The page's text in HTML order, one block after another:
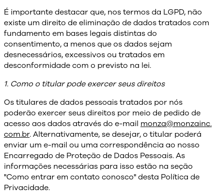
É importante destacar que, nos termos da LGPD, não
existe um direito de eliminação de dados tratados com
fundamento em bases legais distintas do
consentimento, a menos que os dados sejam
desnecessários, excessivos ou tratados em
desconformidade com o previsto na lei.
1. Como o titular pode exercer seus direitos
Os titulares de dados pessoais tratados por nós
poderão exercer seus direitos por meio de pedido de
acesso aos dados através do e-mail monza@monzainc.
com.br. Alternativamente, se desejar, o titular poderá
enviar um e-mail ou uma correspondência ao nosso
Encarregado de Proteção de Dados Pessoais. As
informações necessárias para isso estão na seção
"Como entrar em contato conosco" desta Política de
Privacidade.